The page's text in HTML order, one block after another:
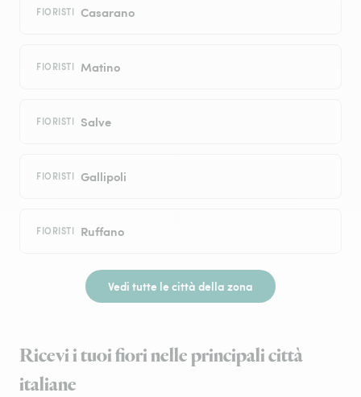
FIORISTI Casarano
FIORISTI Matino
FIORISTI Salve
FIORISTI Gallipoli
FIORISTI Ruffano
Vedi tutte le città della zona
Ricevi i tuoi fiori nelle principali città
italiane